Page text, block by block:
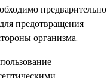
предварительно
предотвращения
организма.